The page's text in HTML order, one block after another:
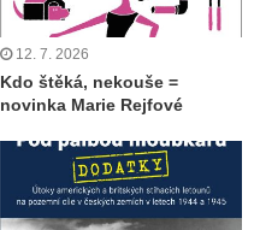
12. 7. 2026
Kdo štěká, nekouše =
novinka Marie Rejfové